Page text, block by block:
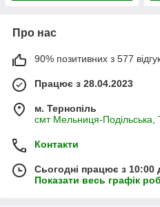
Про нас
90% позитивних з 577
Працює з 28.04.2023
м. Тернопіль
смт Мельниця-Подільська,
Контакти
Сьогодні працює з 10:00
Показати весь графік